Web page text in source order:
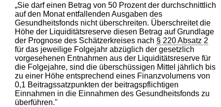
„Sie darf einen Betrag von 50 Prozent der durchschnittlich
auf den Monat entfallenden Ausgaben des
Gesundheitsfonds nicht überschreiten. Überschreitet die
Höhe der Liquiditätsreserve diesen Betrag auf Grundlage
der Prognose des Schätzerkreises nach § 220 Absatz 2
für das jeweilige Folgejahr abzüglich der gesetzlich
vorgesehenen Entnahmen aus der Liquiditätsreserve für
die Folgejahre, sind die überschüssigen Mittel jährlich bis
zu einer Höhe entsprechend eines Finanzvolumens von
0,1 Beitragssatzpunkten der beitragspflichtigen
Einnahmen in die Einnahmen des Gesundheitsfonds zu
überführen."